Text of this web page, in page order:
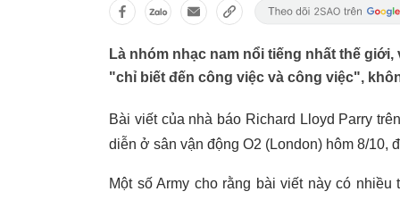
Là nhóm nhạc nam nổi tiếng nhất thế
"chỉ biết đến công việc và công việc",
Bài viết của nhà báo Richard Lloyd Parry
diễn ở sân vận động O2 (London) hôm 8/10,
Một số Army cho rằng bài viết này có